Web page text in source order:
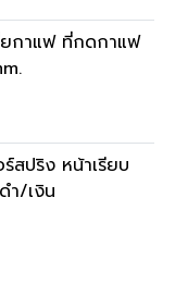
ยกาแฟ ที่กดกาแฟ
สปริง หน้าเรียบ
ำ/เงิน